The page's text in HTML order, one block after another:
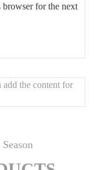
browser for the next
add the content for